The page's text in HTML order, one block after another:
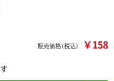
販売価格（税込） ￥158